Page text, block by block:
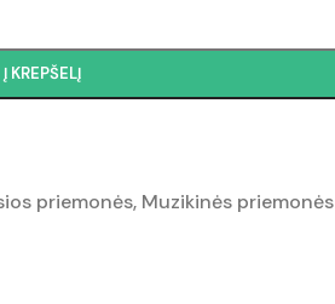
Į KREPŠELĮ
priemonės, Muzikinės priemonės